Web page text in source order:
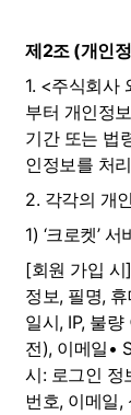
제2조 (개인
1. <주식회사
부터 개인정
기간 또는 법
인정보를 처
2. 각각의 개
1) ‘크로켓’
[회원 가입 시
정보, 필명,
일시, IP, 불
전), 이메일•
시: 로그인 정
번호, 이메일,